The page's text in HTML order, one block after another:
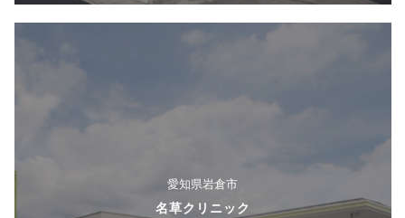
愛知県岩倉市
名草クリニック